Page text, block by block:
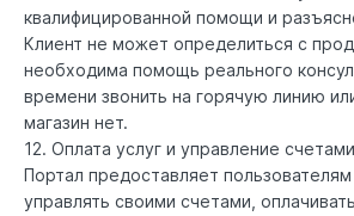
квалифицированной помощи и
Клиент не может определиться с
необходима помощь реального
времени звонить на горячую линию
магазин нет.
12. Оплата услуг и управление счетами
Портал предоставляет
управлять своими счетами,